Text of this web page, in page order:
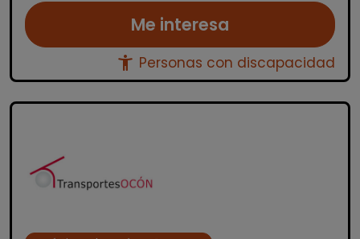
Me interesa
accessibility_new Personas con discapacidad